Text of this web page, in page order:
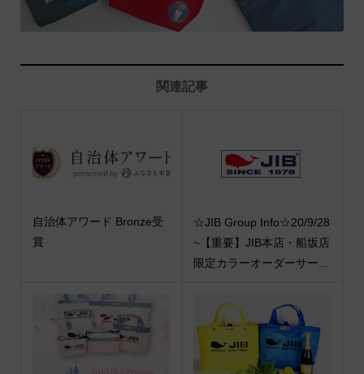
関連記事
自治体アワード Bronze受
賞
☆JIB Group Info☆20/9/28
~【重要】JIB本店・船坂店
限定カラーオーダーサー...